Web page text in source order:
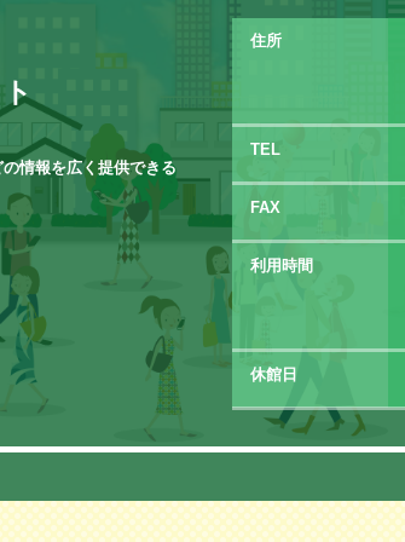
情報を広く提供できる
住所
TEL
FAX
利用時間
休館日